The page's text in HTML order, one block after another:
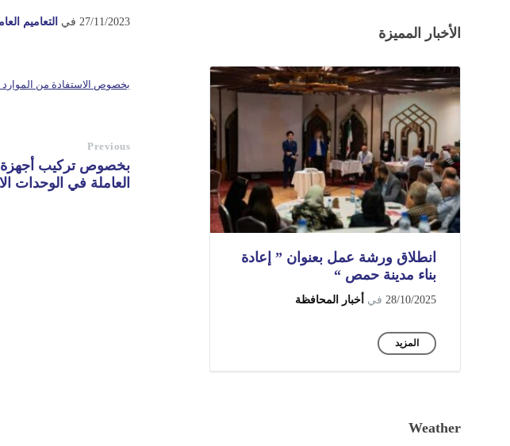
27/11/2023 في التعاميم
بخصوص الاستفادة من الموارد
Previous
العاملة في الوحدات
الأخبار المميزة
انطلاق ورشة عمل بعنوان ” إعادة
بناء مدينة حمص “
28/10/2025 في أخبار المحافظة
المزيد
Weather